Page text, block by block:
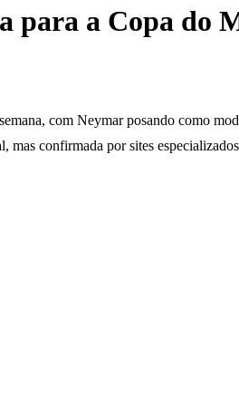
para a Copa do
com Neymar posando como
mas confirmada por sites